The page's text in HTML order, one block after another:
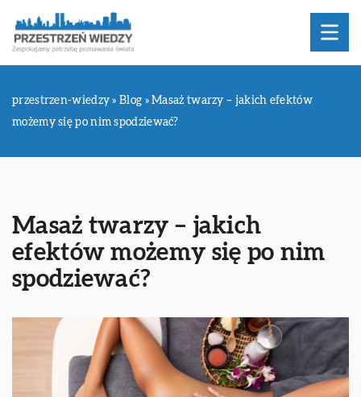
przestrzen-wiedzy »Blog »Masaż twarzy – jakich efektów
możemy się po nim spodziewać?
Masaż twarzy – jakich
efektów możemy się po nim
spodziewać?